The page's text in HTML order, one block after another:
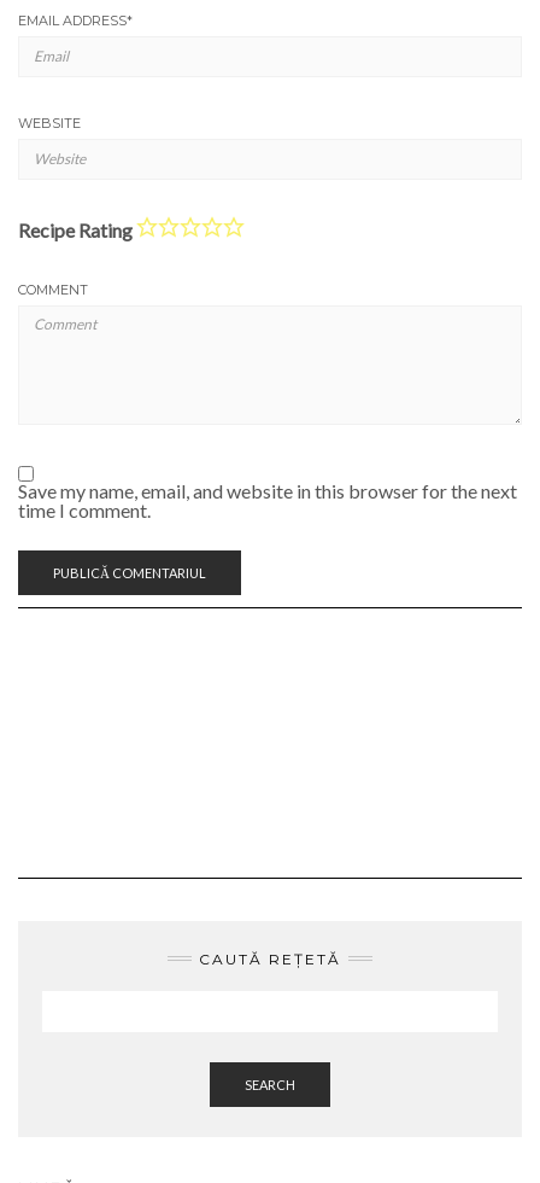
EMAIL ADDRESS*
WEBSITE
Recipe Rating
COMMENT
Save my name, email, and website in this browser for the next
time I comment.
SEARCH